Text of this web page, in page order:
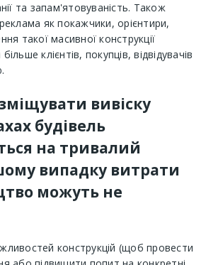
та запам'ятовуваність. Також
як покажчики, орієнтири,
такої масивної конструкції
клієнтів, покупців, відвідувачів
вивіску
будівель
на тривалий
випадку витрати
можуть не
конструкцій (щоб провести